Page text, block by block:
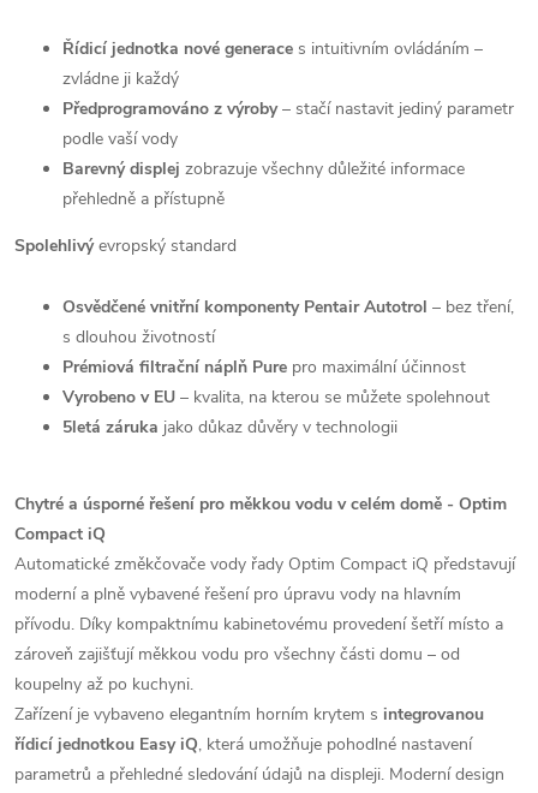
Řídicí jednotka nové generace s intuitivním ovládáním –
zvládne ji každý
Předprogramováno z výroby– stačí nastavit jediný parametr
podle vaší vody
Barevný displej zobrazuje všechny důležité informace
přehledně a přístupně
Spolehlivýevropský standard
Osvědčené vnitřní komponenty Pentair Autotrol – bez tření,
s dlouhou životností
Prémiová filtrační náplň Pure pro maximální účinnost
Vyrobeno v EU – kvalita, na kterou se můžete spolehnout
5letá záruka jako důkaz důvěry v technologii
Chytré a úsporné řešení pro měkkou vodu v celém domě - Optim
Compact iQ
Automatické změkčovače vody řady Optim Compact iQ představují
moderní a plně vybavené řešení pro úpravu vody na hlavním
přívodu. Díky kompaktnímu kabinetovému provedení šetří místo a
zároveň zajišťují měkkou vodu pro všechny části domu – od
koupelny až po kuchyni.
Zařízení je vybaveno elegantním horním krytem s integrovanou
řídicí jednotkou Easy iQ, která umožňuje pohodlné nastavení
parametrů a přehledné sledování údajů na displeji. Moderní design